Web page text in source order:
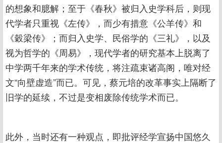
的想象和臆解；至于《春秋》被归入史学科后，则现
代学者只重视《左传》，而少有措意《公羊传》和
《穀梁传》；而归入史学、民俗学的《三礼》，以及
视为哲学的《周易》，现代学者的研究基本上脱离了
中学两千年来的学术传统，将注疏束诸高阁，唯对经
文“向壁虚造”而已。可见，蔡元培的改革事实上隔断了
旧学的延续，不过是变相废除传统学术而已。
此外，当时还有一种观点，即批评经学宣扬中国悠久